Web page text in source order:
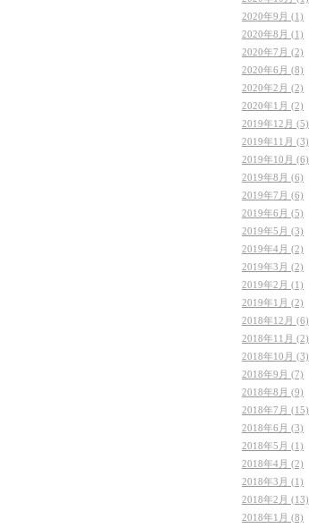
2020年9月 (1)
2020年8月 (1)
2020年7月 (2)
2020年6月 (8)
2020年2月 (2)
2020年1月 (2)
2019年12月 (5)
2019年11月 (3)
2019年10月 (6)
2019年8月 (6)
2019年7月 (6)
2019年6月 (5)
2019年5月 (3)
2019年4月 (2)
2019年3月 (2)
2019年2月 (1)
2019年1月 (2)
2018年12月 (6)
2018年11月 (2)
2018年10月 (3)
2018年9月 (7)
2018年8月 (9)
2018年7月 (15)
2018年6月 (3)
2018年5月 (1)
2018年4月 (2)
2018年3月 (1)
2018年2月 (13)
2018年1月 (8)